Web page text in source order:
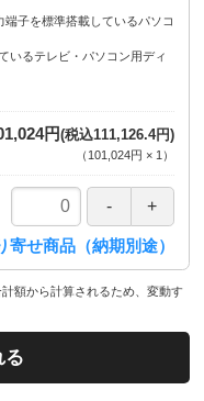
子を標準搭載しているパソコ
いるテレビ・パソコン用ディ
円(税込111,126.4円)
（ 101,024円 × 1 ）
寄せ商品（納期別途）
額から計算されるため、変動す
る